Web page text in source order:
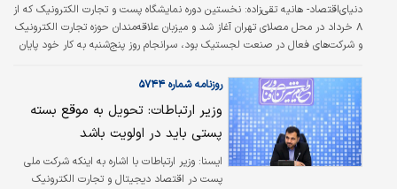
دنیای‌اقتصاد- هانیه تقی‌‌‌زاده: نخستین دوره نمایشگاه پست و تجارت الکترونیک که از
۸ خرداد در محل مصلای تهران آغاز شد و میزبان علاقه‌مندان حوزه تجارت الکترونیک
و شرکت‌های فعال در صنعت لجستیک بود، سرانجام روز پنج‌شنبه به کار خود پایان
فضایی برای همگرایی بیشتر اعضای حوزه‌‌‌های لجستیکی و فعالان حوزه تجارت
الکترونیک ایجاد شود و همزمان شرکت‌ها از جدیدترین سرویس‌‌‌ها و دستاوردهای
خود رونمایی کنند.
روزنامه شماره ۵۷۴۴
وزیر ارتباطات: تحویل به موقع بسته
پستی باید در اولویت باشد
ایسنا: وزیر ارتباطات با اشاره به اینکه شرکت ملی
پست در اقتصاد دیجیتال و تجارت الکترونیک